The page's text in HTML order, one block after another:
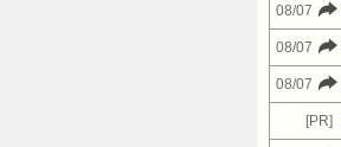
08/07
08/07
08/07
[PR]